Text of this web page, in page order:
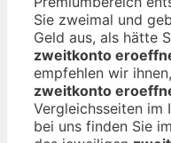
Sie zweimal und
Geld aus, als hätte
zweitkonto
empfehlen wir
zweitkonto
Vergleichsseiten im
bei uns finden Sie